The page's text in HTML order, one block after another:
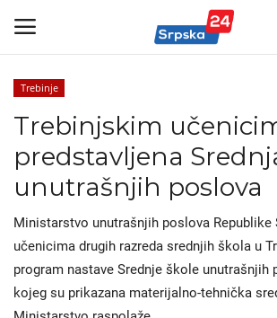
Vijesti
Kontakt
Politika
Sport
Trebinje
Trebinjskim
predstavljena
unutrašnjih poslova
Ministarstvo unutrašnjih poslova Republike
učenicima drugih razreda srednjih škola u
program nastave Srednje škole unutrašnjih
kojeg su prikazana materijalno-tehnička